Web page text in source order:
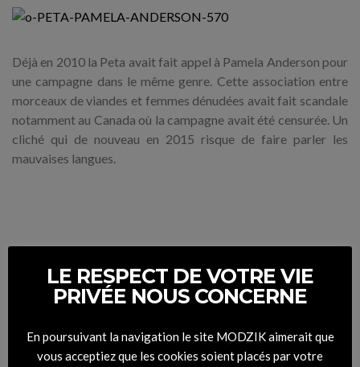
Déjà en 2010 la Peta avait fait appel à Pamela Anderson pour
une campagne dans le même genre. Cette association entre
morceaux de viandes et femmes dénudées avait fait scandale
notamment au Canada où la campagne avait été censurée. Un
cliché qui de nouveau en 2015 risque de faire parler les
mauvaises langues.
LE RESPECT DE VOTRE VIE
PRIVÉE NOUS CONCERNE
En poursuivant la navigation le site MODZIK aimerait que
vous acceptiez que les cookies soient placés par votre